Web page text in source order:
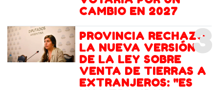
CAMBIO EN 2027
3
PROVINCIA RECHAZÓ
LA NUEVA VERSIÓN
DE LA LEY SOBRE
VENTA DE TIERRAS A
EXTRANJEROS: "ES